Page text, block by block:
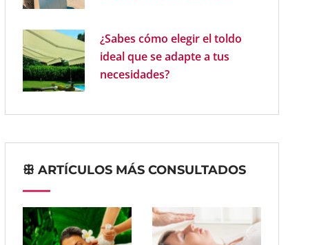
¿Sabes cómo elegir el toldo
ideal que se adapte a tus
necesidades?
ꕥ ARTÍCULOS MÁS CONSULTADOS